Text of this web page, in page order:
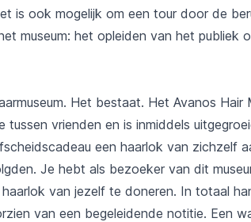
is ook mogelijk om een tour door de
museum: het opleiden van het publiek
. Het bestaat. Het Avanos Hair
tussen vrienden en is inmiddels
een haarlok van zichzelf
Je hebt als bezoeker van dit
van jezelf te doneren. In totaal
van een begeleidende notitie. Een